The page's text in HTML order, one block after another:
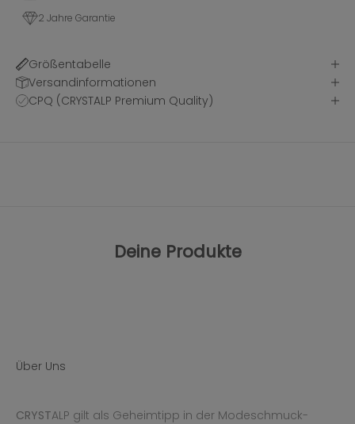
2 Jahre Garantie
Größentabelle
Versandinformationen
CPQ (CRYSTALP Premium Quality)
Deine Produkte
Über Uns
CRYSTALP gilt als Geheimtipp in der Modeschmuck-